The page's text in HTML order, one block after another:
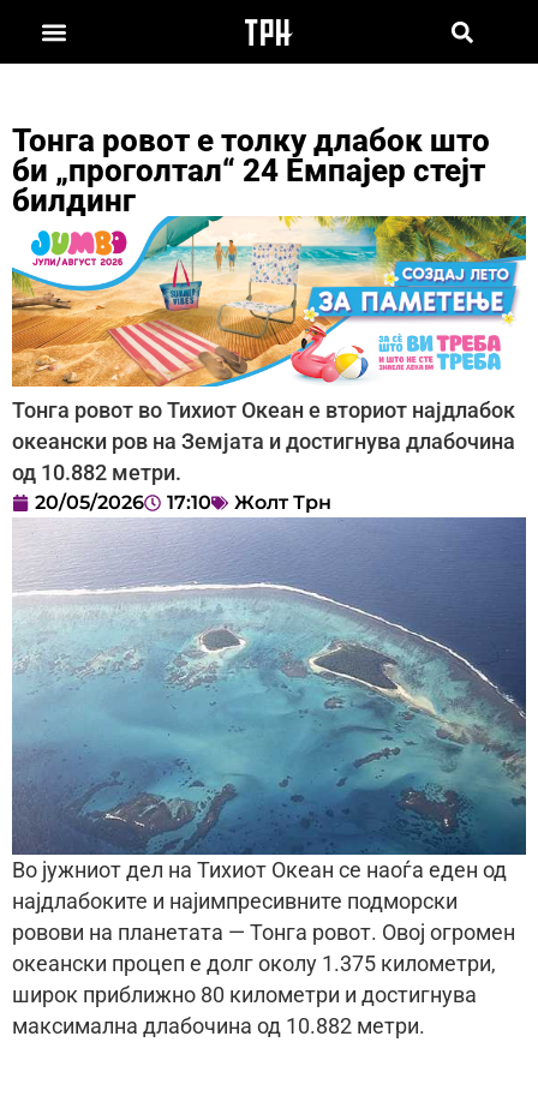
Тонга ровот е толку длабок што
би „проголтал“ 24 Емпајер стејт
билдинг
Тонга ровот во Тихиот Океан е вториот најдлабок
океански ров на Земјата и достигнува длабочина
од 10.882 метри.
20/05/2026 17:10 Жолт Трн
Во јужниот дел на Тихиот Океан се наоѓа еден од
најдлабоките и најимпресивните подморски
ровови на планетата — Тонга ровот. Овој огромен
океански процеп е долг околу 1.375 километри,
широк приближно 80 километри и достигнува
максимална длабочина од 10.882 метри.